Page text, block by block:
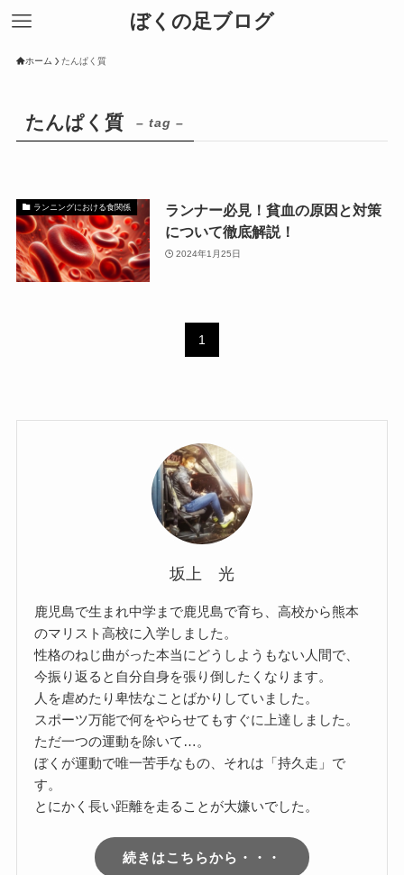
ぼくの足ブログ
ホーム たんぱく質
たんぱく質 – tag –
ランニングにおける食関係
ランナー必見！貧血の原因と対策
について徹底解説！
2024年1月25日
1
坂上 光
鹿児島で生まれ中学まで鹿児島で育ち、高校から熊本
のマリスト高校に入学しました。
性格のねじ曲がった本当にどうしようもない人間で、
今振り返ると自分自身を張り倒したくなります。
人を虐めたり卑怯なことばかりしていました。
スポーツ万能で何をやらせてもすぐに上達しました。
ただ一つの運動を除いて…。
ぼくが運動で唯一苦手なもの、それは「持久走」で
す。
とにかく長い距離を走ることが大嫌いでした。
続きはこちらから・・・